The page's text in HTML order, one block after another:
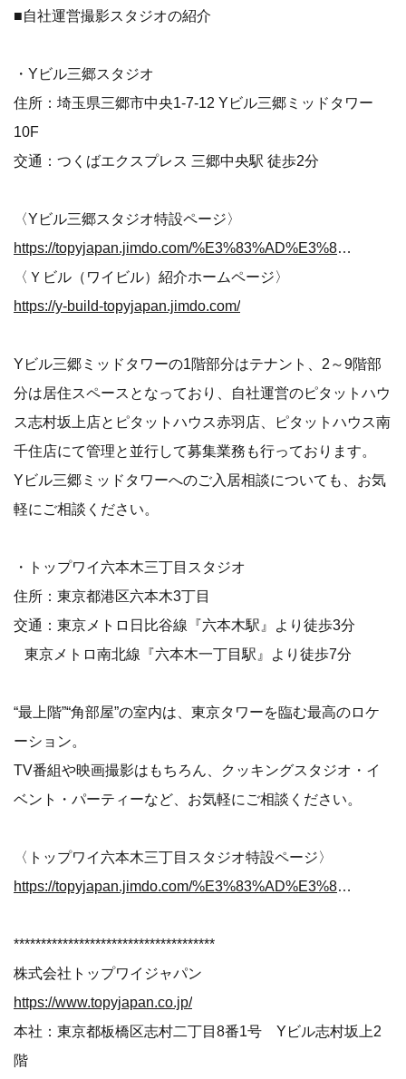
■自社運営撮影スタジオの紹介
・Yビル三郷スタジオ
住所：埼玉県三郷市中央1-7-12 Yビル三郷ミッドタワー
10F
交通：つくばエクスプレス 三郷中央駅 徒歩2分
〈Yビル三郷スタジオ特設ページ〉
https://topyjapan.jimdo.com/%E3%83%AD%E3%82%B1%E3%83%8F%E3%83%B3/%E6%96%99%E9%87%91%E8%A1%A8/
〈Ｙビル（ワイビル）紹介ホームページ〉
https://y-build-topyjapan.jimdo.com/
Yビル三郷ミッドタワーの1階部分はテナント、2～9階部
分は居住スペースとなっており、自社運営のピタットハウ
ス志村坂上店とピタットハウス赤羽店、ピタットハウス南
千住店にて管理と並行して募集業務も行っております。
Yビル三郷ミッドタワーへのご入居相談についても、お気
軽にご相談ください。
・トップワイ六本木三丁目スタジオ
住所：東京都港区六本木3丁目
交通：東京メトロ日比谷線『六本木駅』より徒歩3分
東京メトロ南北線『六本木一丁目駅』より徒歩7分
“最上階”“角部屋”の室内は、東京タワーを臨む最高のロケ
ーション。
TV番組や映画撮影はもちろん、クッキングスタジオ・イ
ベント・パーティーなど、お気軽にご相談ください。
〈トップワイ六本木三丁目スタジオ特設ページ〉
https://topyjapan.jimdo.com/%E3%83%AD%E3%82%B1%E3%83%8F%E3%83%B3/%E3%83%88%E3%83%83%E3%83%97%E3%83%AF%E3%82%A4%E5%85%AD%E6%9C%AC%E6%9C%A8%E4%B8%89%E4%B8%81%E7%9B%AE%E3%82%B9%E3%82%BF%E3%82%B8%E3%82%AA/
*************************************
株式会社トップワイジャパン
https://www.topyjapan.co.jp/
本社：東京都板橋区志村二丁目8番1号 Yビル志村坂上2
階